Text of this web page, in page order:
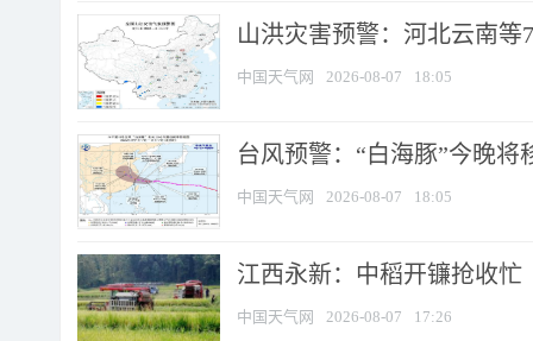
山洪灾害预警：河北云南
中国天气网 2026-08-07 18:05
台风预警：“白海豚”今晚将
中国天气网 2026-08-07 18:05
江西永新：中稻开镰抢收忙
中国天气网 2026-08-07 17:26